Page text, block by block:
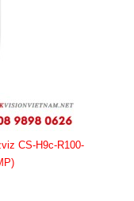
CS-H9c-R100-